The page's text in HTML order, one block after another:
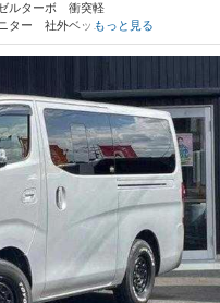
ルターボ 衝突軽
ター 社外ベッド
カロッツェリア
（岐阜県）
もっと見る